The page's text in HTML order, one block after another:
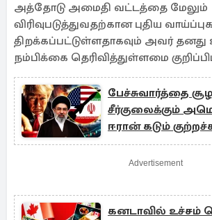
அத்தோடு அமைதி வட்டத்தை மேலும்
விரிவுபடுத்துவதற்கான புதிய
திறக்கப்பட்டுள்ளதாகவும் அவர் தனது
நம்பிக்கை தெரிவித்துள்ளமை
பேச்சுவார்த்தை
சீர்குலைக்கும்
ஈரான் கடும்
Advertisement
கனடாவில் உச்சம்